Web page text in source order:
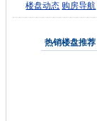
楼盘动态 购房导航
热销楼盘推荐